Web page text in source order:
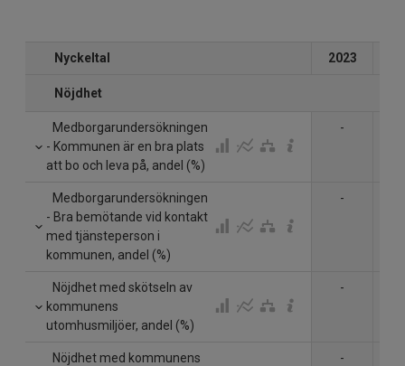
Nyckeltal 2023
Nöjdhet
Medborgarundersökningen
- Kommunen är en bra plats
att bo och leva på, andel (%)
-
Medborgarundersökningen
- Bra bemötande vid kontakt
med tjänsteperson i
kommunen, andel (%)
-
Nöjdhet med skötseln av
kommunens
utomhusmiljöer, andel (%)
-
Nöjdhet med kommunens
-